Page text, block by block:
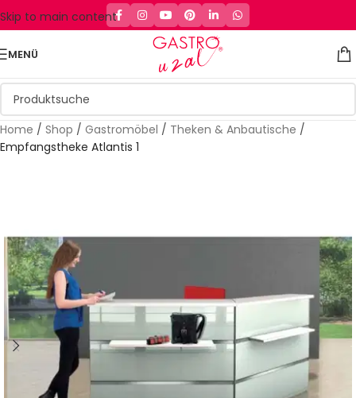
Skip to main content
MENÜ
Home / Shop / Gastromöbel / Theken & Anbautische /
Empfangstheke Atlantis 1